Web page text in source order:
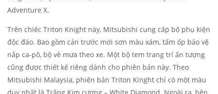
Adventure X.
Trên chiếc Triton Knight này, Mitsubishi cung cấp bộ phụ kiện
độc đáo. Bao gồm cản trước mới sơn màu xám, tấm ốp bảo vệ
nắp ca-pô, bộ vè mưa theo xe. Một bộ tem trang trí ấn tượng
cũng được thiết kế riêng dành cho phiên bản này. Theo
Mitsubishi Malaysia, phiên bản Triton Kinght chỉ có một màu